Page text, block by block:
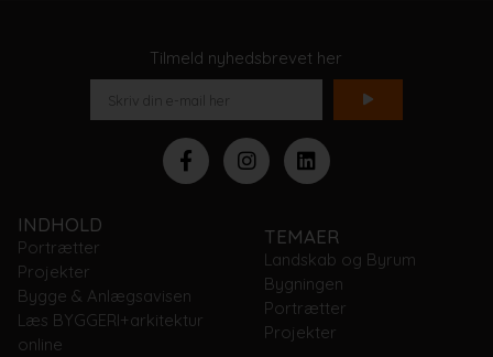
Tilmeld nyhedsbrevet her
INDHOLD
Portrætter
Projekter
Bygge & Anlægsavisen
Læs BYGGERI+arkitektur
online
TEMAER
Landskab og Byrum
Bygningen
Portrætter
Projekter